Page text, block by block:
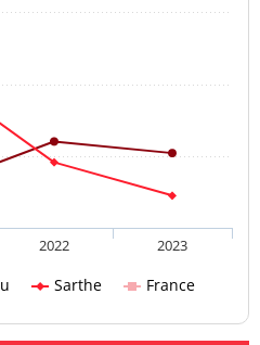
Sarthe France
2022 2023